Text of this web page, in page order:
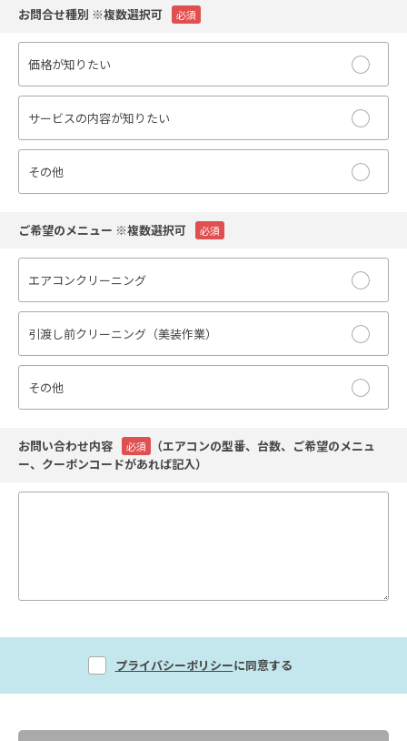
お問合せ種別 ※複数選択可 必須
価格が知りたい
サービスの内容が知りたい
その他
ご希望のメニュー ※複数選択可 必須
エアコンクリーニング
引渡し前クリーニング（美装作業）
その他
お問い合わせ内容 必須
（エアコンの型番、台数、ご希望のメニュ
ー、クーポンコードがあれば記入）
プライバシーポリシーに同意する